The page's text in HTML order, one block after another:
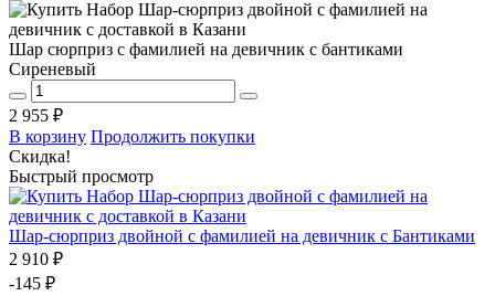
Шар сюрприз с фамилией на девичник с бантиками
Сиреневый
2 955 ₽
В корзину Продолжить покупки
Скидка!
Быстрый просмотр
Шар-сюрприз двойной с фамилией на девичник с Бантиками
2 910 ₽
-145 ₽